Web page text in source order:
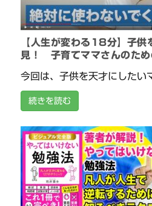
【人生が変わる18分】子供
見！ 子育てママさんのた
今回は、子供を天才にしたい
続きを読む